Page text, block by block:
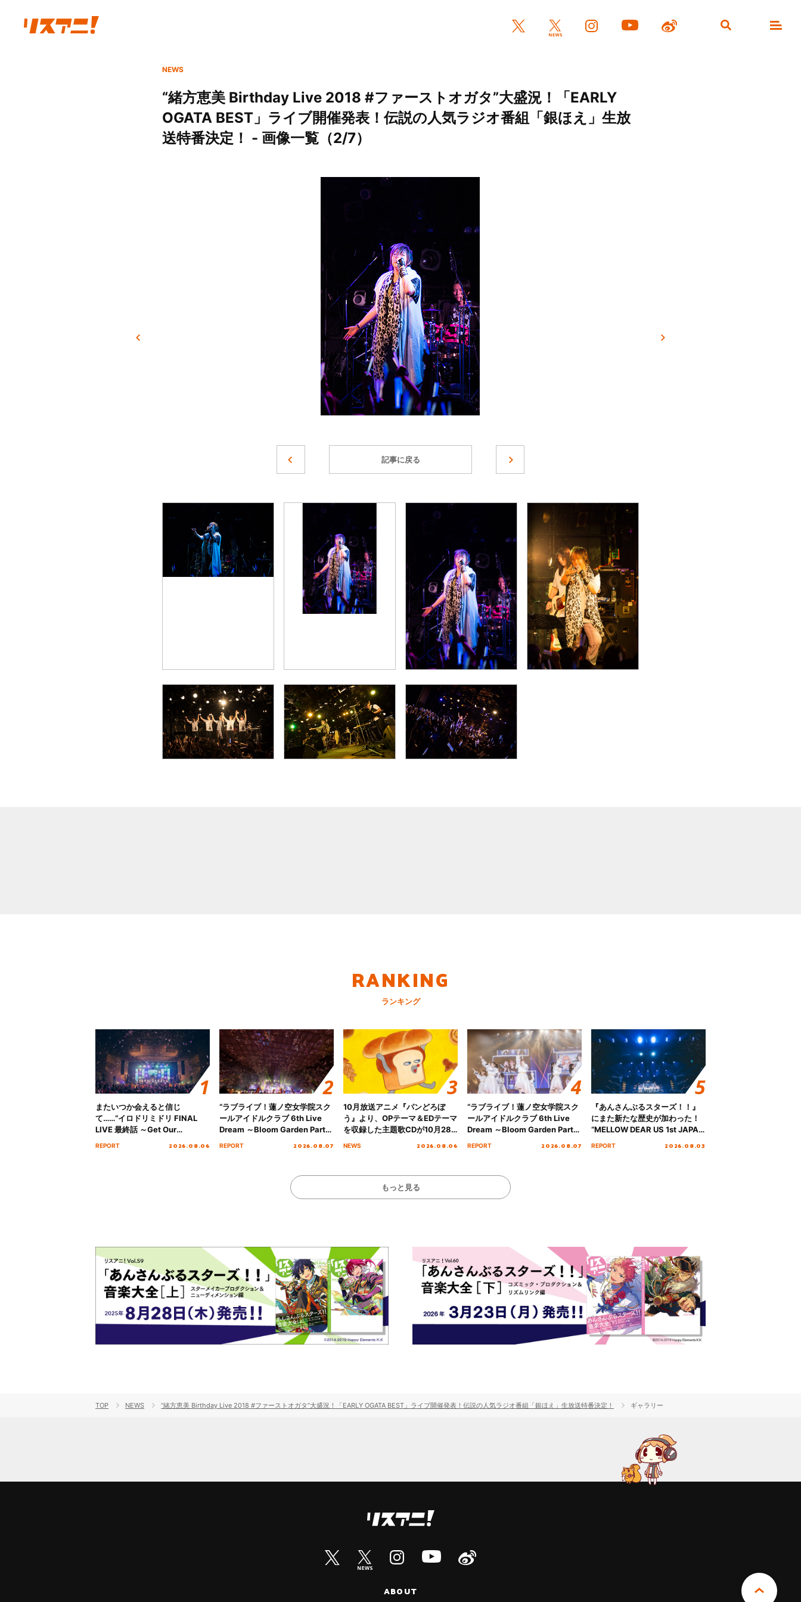
NEWS
“緒方恵美 Birthday Live 2018 #ファーストオガタ”大盛況！「EARLY
OGATA BEST」ライブ開催発表！伝説の人気ラジオ番組「銀ほえ」生放
送特番決定！ - 画像一覧（2/7）
記事に戻る
RANKING
ランキング
またいつか会えると信じ
て……“イロドリミドリ FINAL
LIVE 最終話 ～Get Our
REPORT 2026.08.06
“ラブライブ！蓮ノ空女学院スク
ールアイドルクラブ 6th Live
Dream ～Bloom Garden Party
REPORT 2026.08.07
10月放送アニメ『パンどろぼ
う』より、OPテーマ＆EDテーマ
を収録した主題歌CDが10月28
NEWS 2026.08.06
“ラブライブ！蓮ノ空女学院スク
ールアイドルクラブ 6th Live
Dream ～Bloom Garden Party
REPORT 2026.08.07
『あんさんぶるスターズ！！』
にまた新たな歴史が加わった！
“MELLOW DEAR US 1st JAPAN
REPORT 2026.08.03
もっと見る
TOP NEWS “緒方恵美 Birthday Live 2018 #ファーストオガタ”大盛況！「EARLY OGATA BEST」ライブ開催発表！伝説の人気ラジオ番組「銀ほえ」生放送特番決定！ ギャラリー
ABOUT